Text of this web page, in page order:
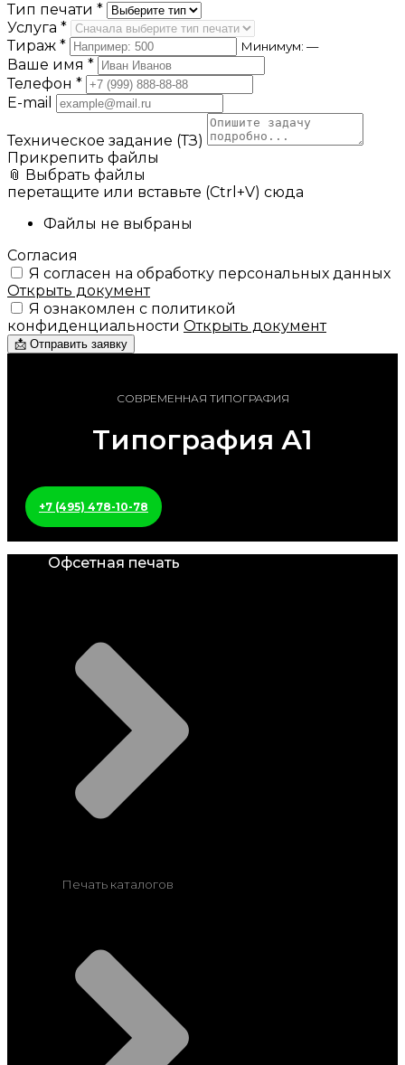
Тип печати *
Услуга *
Тираж *
Минимум: —
Ваше имя *
Телефон *
E-mail
Техническое задание (ТЗ)
Прикрепить файлы
📎 Выбрать файлы
перетащите или вставьте (Ctrl+V) сюда
Файлы не выбраны
Согласия
Я согласен на обработку персональных данных
Открыть документ
Я ознакомлен с политикой
конфиденциальности Открыть документ
📩 Отправить заявку
СОВРЕМЕННАЯ ТИПОГРАФИЯ
Типография А1
+7 (495) 478-10-78
Офсетная печать
Печать каталогов